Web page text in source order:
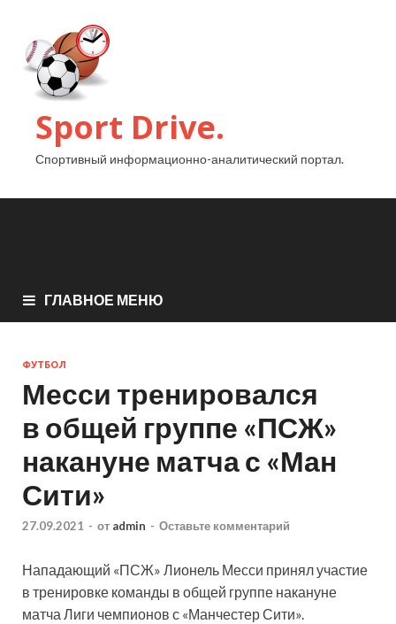
Sport Drive.
Спортивный информационно-аналитический портал.
ГЛАВНОЕ МЕНЮ
ФУТБОЛ
Месси тренировался
в общей группе «ПСЖ»
накануне матча с «Ман
Сити»
27.09.2021 - от admin - Оставьте комментарий
Нападающий «ПСЖ» Лионель Месси принял участие
в тренировке команды в общей группе накануне
матча Лиги чемпионов с «Манчестер Сити».